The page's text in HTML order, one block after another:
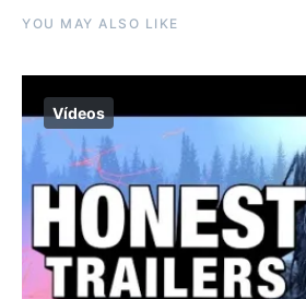
YOU MAY ALSO LIKE
Vídeos